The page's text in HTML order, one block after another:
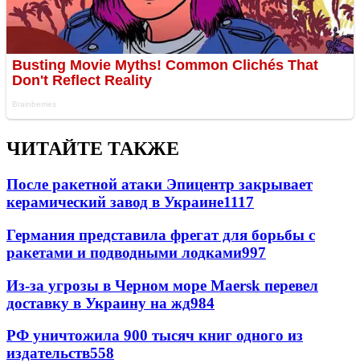
ЧИТАЙТЕ ТАКЖЕ
После ракетной атаки Эпицентр закрывает
керамический завод в Украине1117
Германия представила фрегат для борьбы с
ракетами и подводными лодками997
Из-за угрозы в Черном море Maersk перевел
доставку в Украину на жд984
РФ уничтожила 900 тысяч книг одного из
издательств558